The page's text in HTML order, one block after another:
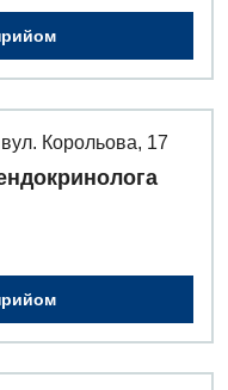
Корольова, 17